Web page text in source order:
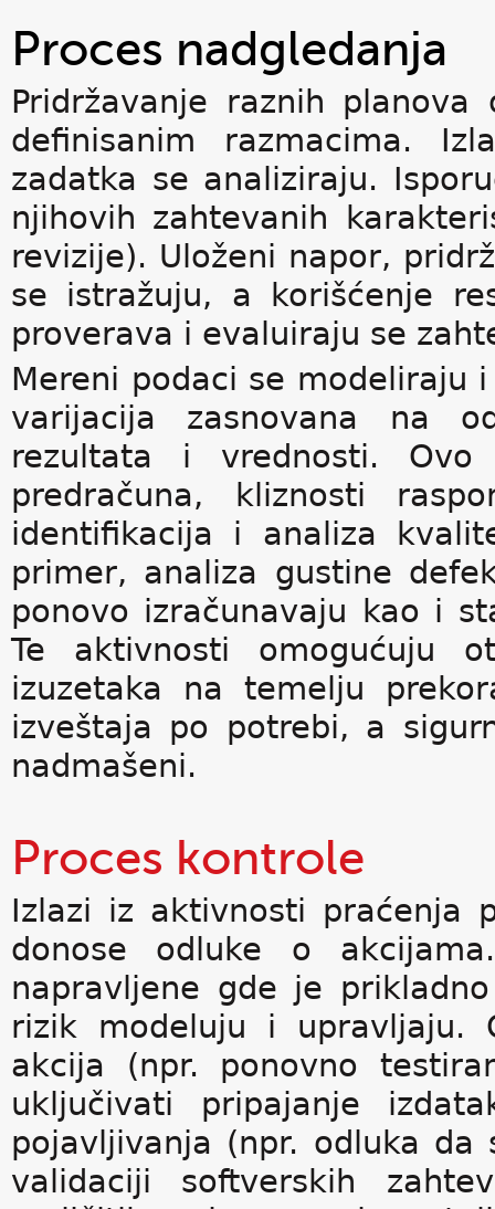
Proces nadgledanja
Pridržavanje raznih
definisanim razmacima.
zadatka se analiziraju.
njihovih zahtevanih
revizije). Uloženi napor,
se istražuju, a korišćenje
proverava i evaluiraju se
Mereni podaci se modeliraju
varijacija zasnovana na
rezultata i vrednosti.
predračuna, kliznosti
identifikacija i analiza
primer, analiza gustine
ponovo izračunavaju kao i
Te aktivnosti omogućuju
izuzetaka na temelju
izveštaja po potrebi, a
nadmašeni.
Proces kontrole
Izlazi iz aktivnosti praćenja
donose odluke o
napravljene gde je
rizik modeluju i upravljaju.
akcija (npr. ponovno
uključivati pripajanje
pojavljivanja (npr. odluka
validaciji softverskih